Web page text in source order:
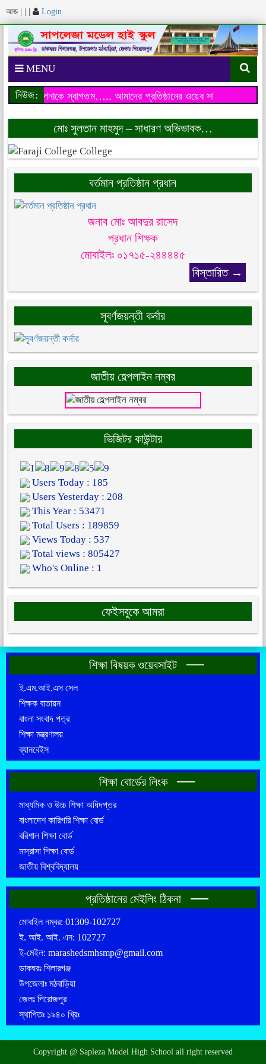
আজ Login
MENU
নিউজ: আমাদের প্রতিষ্ঠানের ওয়েব সাইটে
সাইটে আপনাকে স্বাগতম…..
মোঃ সুলতান মাহমুদ – সাধারণ অভিভাবক…
বর্তমান প্রতিষ্ঠান প্রধান
জনাব মোঃ আবদুর রাসেদ
প্রধান শিক্ষক
মোবাইলঃ ০১৭১৫-২৪৪৪৪৫
বিস্তারিত →
সূবর্ণজয়ন্তী কর্নার
জাতীয় হেল্পলাইন নম্বর
ভিজিটর কাউন্টার
Users Today : 185
Users Yesterday : 208
This Year : 53471
Total Users : 189859
Views Today : 537
Total views : 805427
Who's Online : 1
ফেইসবুকে আমরা
শিক্ষা বিষয়ক ওয়েবসাইট
ই.এম.আই.এস সেল
শিক্ষক বাতায়ন
বাংলা সংবাদ পত্র
শিক্ষা মন্ত্রণালয়
ব্যানবেইস
শিক্ষা বোর্ডের লিংক
মাধ্যমিক ও উচ্চ শিক্ষা অধিদপ্তর
বাংলাদেশ কারিগরি শিক্ষা বোর্ড
বরিশাল শিক্ষা বোর্ড
মাদ্রাসা শিক্ষা বোর্ড
জাতীয় বিশ্ববিদ্যালয়
প্রতিষ্ঠানের মেইলিং ঠিকনা
মোবাইল নম্বর: 01309-102727
ই. আই. আই. এন: 102727
ই-মেইল: marashedsmhsmp@gmail.com
ডাকঘরঃ শিলারগঞ্জ
উপজেলাঃ মঠবাড়িয়া
জেলঃ পিরোজপুর
স্থাপিতঃ ১৯৪০ খ্রিঃ
Copyright @ Sapleza Model High School all right reserved